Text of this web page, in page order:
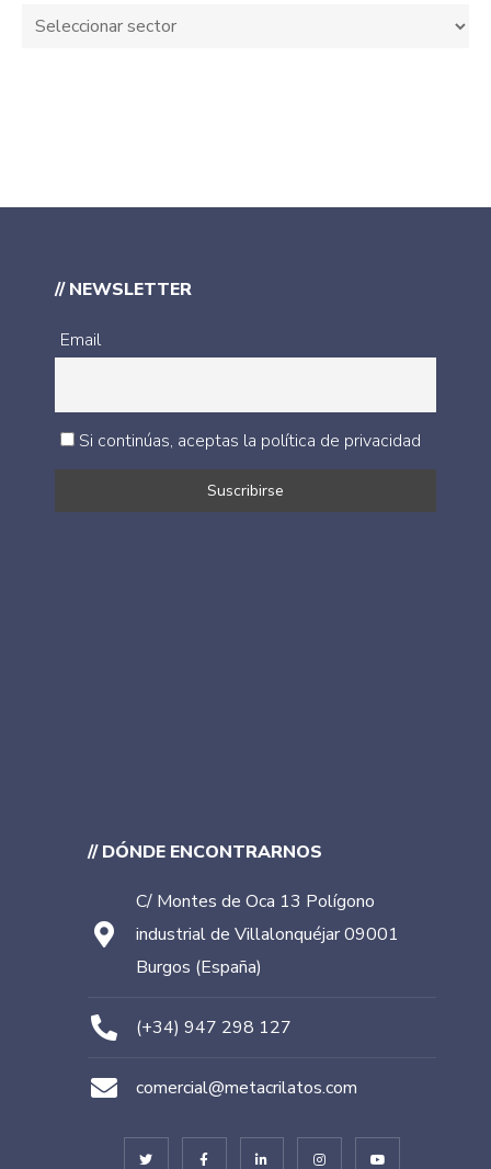
// NEWSLETTER
Email
Si continúas, aceptas la política de privacidad
// DÓNDE ENCONTRARNOS
C/ Montes de Oca 13 Polígono
industrial de Villalonquéjar 09001
Burgos (España)
(+34) 947 298 127
comercial@metacrilatos.com